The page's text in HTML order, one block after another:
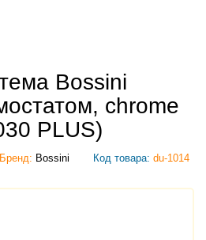
Bossini
chrome
PLUS)
Бренд: Bossini Код товара: du-1014